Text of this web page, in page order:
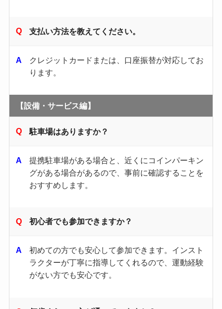
支払い方法を教えてください。
クレジットカードまたは、口座振替が対応してお
ります。
【設備・サービス編】
駐車場はありますか？
提携駐車場がある場合と、近くにコインパーキン
グがある場合があるので、事前に確認することを
おすすめします。
初心者でも参加できますか？
初めての方でも安心して参加できます。​インスト
ラクターが丁寧に指導してくれるので、運動経験
がない方でも安心です。​